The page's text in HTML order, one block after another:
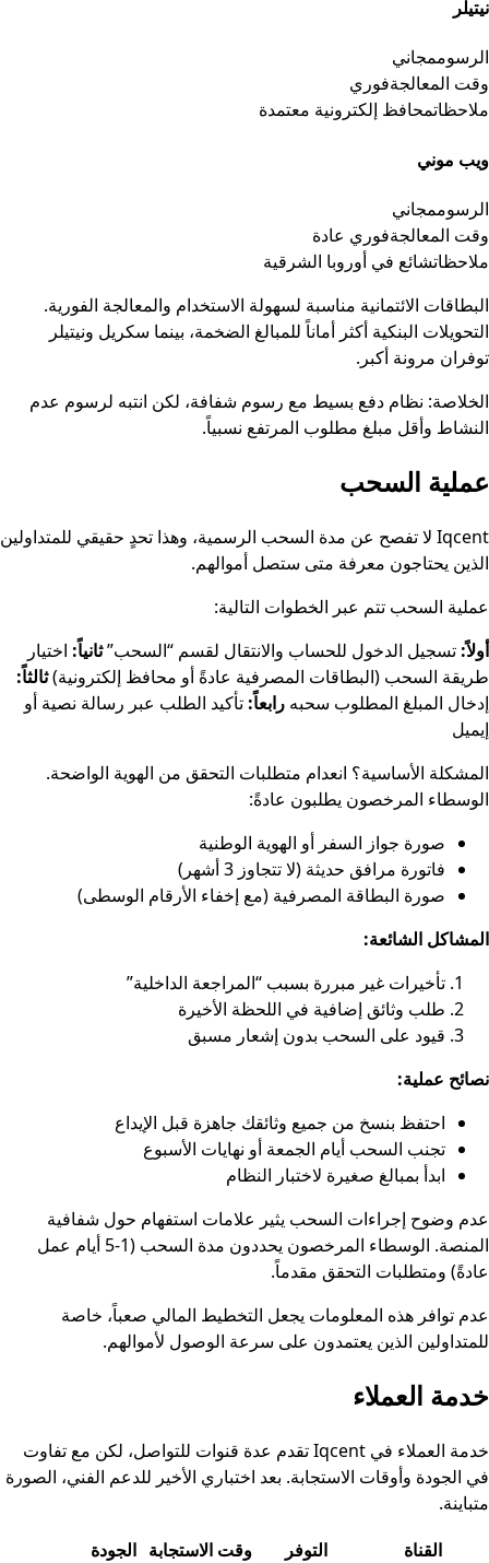
نيتيلر
الرسوممجاني
وقت المعالجةفوري
ملاحظاتمحافظ إلكترونية معتمدة
ويب موني
الرسوممجاني
وقت المعالجةفوري عادة
ملاحظاتشائع في أوروبا الشرقية
البطاقات الائتمانية مناسبة لسهولة الاستخدام والمعالجة الفورية.
التحويلات البنكية أكثر أماناً للمبالغ الضخمة، بينما سكريل ونيتيلر
توفران مرونة أكبر.
الخلاصة: نظام دفع بسيط مع رسوم شفافة، لكن انتبه لرسوم عدم
النشاط وأقل مبلغ مطلوب المرتفع نسبياً.
عملية السحب
Iqcent لا تفصح عن مدة السحب الرسمية، وهذا تحدٍ حقيقي للمتداولين
الذين يحتاجون معرفة متى ستصل أموالهم.
عملية السحب تتم عبر الخطوات التالية:
أولاً: تسجيل الدخول للحساب والانتقال لقسم “السحب”ثانياً: اختيار
طريقة السحب (البطاقات المصرفية عادةً أو محافظ إلكترونية)ثالثاً:
إدخال المبلغ المطلوب سحبه رابعاً: تأكيد الطلب عبر رسالة نصية أو
إيميل
المشكلة الأساسية؟ انعدام متطلبات التحقق من الهوية الواضحة.
الوسطاء المرخصون يطلبون عادةً:
صورة جواز السفر أو الهوية الوطنية
فاتورة مرافق حديثة (لا تتجاوز 3 أشهر)
صورة البطاقة المصرفية (مع إخفاء الأرقام الوسطى)
المشاكل الشائعة:
تأخيرات غير مبررة بسبب “المراجعة الداخلية”
طلب وثائق إضافية في اللحظة الأخيرة
قيود على السحب بدون إشعار مسبق
نصائح عملية:
احتفظ بنسخ من جميع وثائقك جاهزة قبل الإيداع
تجنب السحب أيام الجمعة أو نهايات الأسبوع
ابدأ بمبالغ صغيرة لاختبار النظام
عدم وضوح إجراءات السحب يثير علامات استفهام حول شفافية
المنصة. الوسطاء المرخصون يحددون مدة السحب (1-5 أيام عمل
عادةً) ومتطلبات التحقق مقدماً.
عدم توافر هذه المعلومات يجعل التخطيط المالي صعباً، خاصة
للمتداولين الذين يعتمدون على سرعة الوصول لأموالهم.
خدمة العملاء
خدمة العملاء في Iqcent تقدم عدة قنوات للتواصل، لكن مع تفاوت
في الجودة وأوقات الاستجابة. بعد اختباري الأخير للدعم الفني، الصورة
متباينة.
القناة التوفر وقت الاستجابة الجودة